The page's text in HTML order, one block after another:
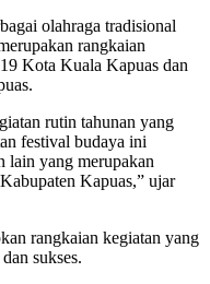
olahraga tradisional
rangkaian
Kota Kuala Kapuas dan
rutin tahunan yang
festival budaya ini
lain yang merupakan
Kapuas,” ujar
rangkaian kegiatan yang
sukses.